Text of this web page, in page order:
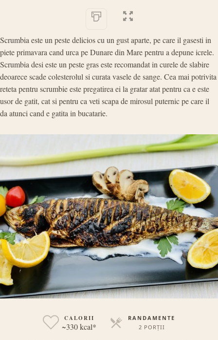
Scrumbia este un peste delicios cu un gust aparte, pe care il gasesti in
piete primavara cand urca pe Dunare din Mare pentru a depune icrele.
Scrumbia desi este un peste gras este recomandat in curele de slabire
deoarece scade colesterolul si curata vasele de sange. Cea mai potrivita
reteta pentru scrumbie este pregatirea ei la gratar atat pentru ca e este
usor de gatit, cat si pentru ca veti scapa de mirosul puternic pe care il
da atunci cand e gatita in bucatarie.
CALORII
~330 kcal*
RANDAMENTE
2 PORȚII